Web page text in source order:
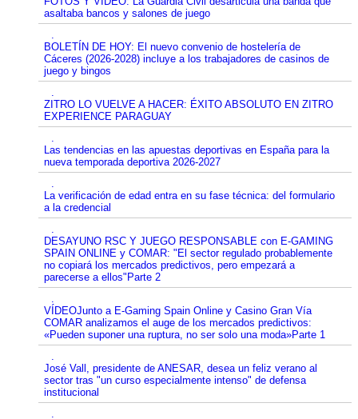
asaltaba bancos y salones de juego
.
BOLETÍN DE HOY: El nuevo convenio de hostelería de
Cáceres (2026-2028) incluye a los trabajadores de casinos de
juego y bingos
.
ZITRO LO VUELVE A HACER: ÉXITO ABSOLUTO EN ZITRO
EXPERIENCE PARAGUAY
.
Las tendencias en las apuestas deportivas en España para la
nueva temporada deportiva 2026-2027
.
La verificación de edad entra en su fase técnica: del formulario
a la credencial
.
DESAYUNO RSC Y JUEGO RESPONSABLE con E-GAMING
SPAIN ONLINE y COMAR: "El sector regulado probablemente
no copiará los mercados predictivos, pero empezará a
parecerse a ellos"Parte 2
.
VÍDEOJunto a E-Gaming Spain Online y Casino Gran Vía
COMAR analizamos el auge de los mercados predictivos:
«Pueden suponer una ruptura, no ser solo una moda»Parte 1
.
José Vall, presidente de ANESAR, desea un feliz verano al
sector tras "un curso especialmente intenso" de defensa
institucional
.